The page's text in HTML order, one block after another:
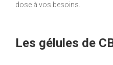
dose à vos besoins.
Les gélules de